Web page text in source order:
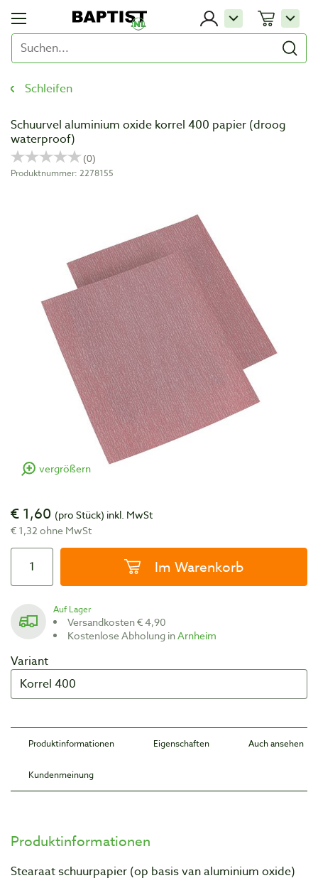
Schleifen
Schuurvel aluminium oxide korrel 400 papier (droog
waterproof)
Produktnummer: 2278155
vergrößern
€ 1,60 (pro Stück) inkl. MwSt
€ 1,32 ohne MwSt
Im Warenkorb
Auf Lager
Versandkosten € 4,90
Kostenlose Abholung inArnheim
Variant
Produktinformationen Eigenschaften Auch ansehen
Kundenmeinung
Produktinformationen
Stearaat schuurpapier (op basis van aluminium oxide)